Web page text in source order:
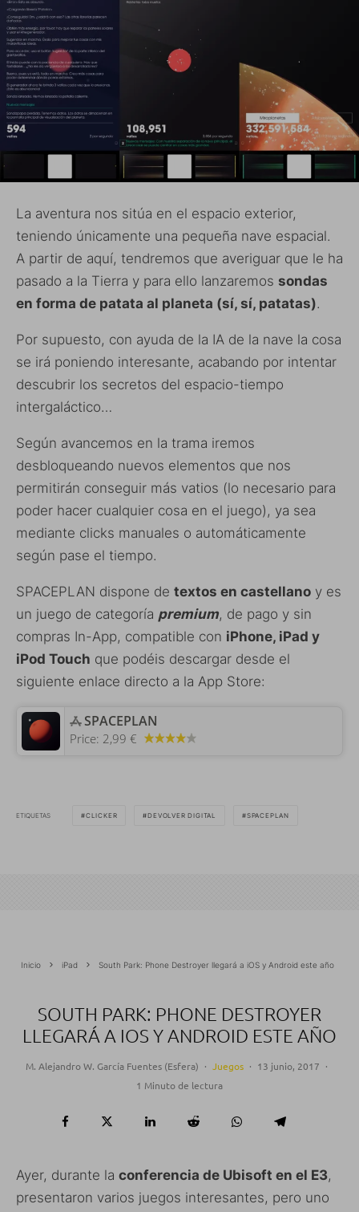
La aventura nos sitúa en el espacio exterior,
teniendo únicamente una pequeña nave espacial.
A partir de aquí, tendremos que averiguar que le ha
pasado a la Tierra y para ello lanzaremos sondas
en forma de patata al planeta (sí, sí, patatas).
Por supuesto, con ayuda de la IA de la nave la cosa
se irá poniendo interesante, acabando por intentar
descubrir los secretos del espacio-tiempo
intergaláctico…
Según avancemos en la trama iremos
desbloqueando nuevos elementos que nos
permitirán conseguir más vatios (lo necesario para
poder hacer cualquier cosa en el juego), ya sea
mediante clicks manuales o automáticamente
según pase el tiempo.
SPACEPLAN dispone de textos en castellano y es
un juego de categoría premium, de pago y sin
compras In-App, compatible con iPhone, iPad y
iPod Touch que podéis descargar desde el
siguiente enlace directo a la App Store:
‎SPACEPLAN
Price: 2,99 €
ETIQUETAS CLICKER DEVOLVER DIGITAL SPACEPLAN
Inicio iPad South Park: Phone Destroyer llegará a iOS y Android este año
SOUTH PARK: PHONE DESTROYER
LLEGARÁ A IOS Y ANDROID ESTE AÑO
M. Alejandro W. García Fuentes (Esfera) · Juegos · 13 junio, 2017 ·
1 Minuto de lectura
Ayer, durante la conferencia de Ubisoft en el E3,
presentaron varios juegos interesantes, pero uno